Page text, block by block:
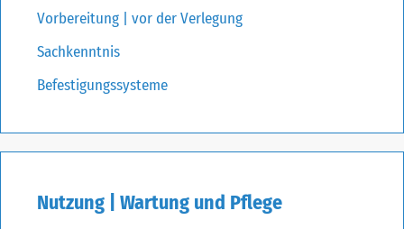
Vorbereitung | vor der Verlegung
Sachkenntnis
Befestigungssysteme
Nutzung | Wartung und Pflege